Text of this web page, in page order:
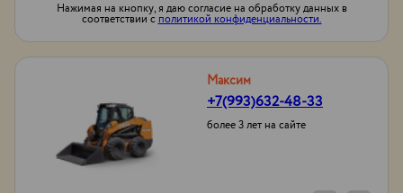
Нажимая на кнопку, я даю согласие на обработку данных в
соответствии с политикой конфиденциальности.
Максим
+7(993)632-48-33
более 3 лет на сайте